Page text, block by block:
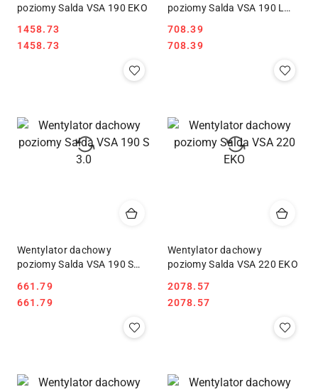
poziomy Salda VSA 190 EKO
Cena:
1458.73
Cena:
1458.73
poziomy Salda VSA 190 L
Cena:
708.39
Cena:
708.39
Wentylator dachowy
poziomy Salda VSA 190 S
Cena:
661.79
Cena:
661.79
Wentylator dachowy
poziomy Salda VSA 220 EKO
Cena:
2078.57
Cena:
2078.57